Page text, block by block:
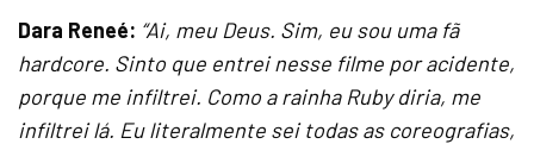
Dara Reneé: “Ai, meu Deus. Sim, eu sou uma fã
hardcore. Sinto que entrei nesse filme por acidente,
porque me infiltrei. Como a rainha Ruby diria, me
infiltrei lá. Eu literalmente sei todas as coreografias,